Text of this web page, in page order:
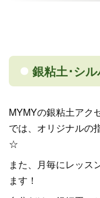
銀粘土･シ
MYMYの銀粘土アク
では、オリジナルの
☆
また、月毎にレッス
ます！